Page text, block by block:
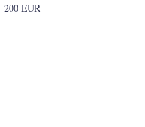
200 EUR